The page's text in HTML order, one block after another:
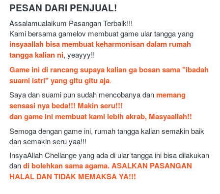
PESAN DARI PENJUAL!
Assalamualaikum Pasangan Terbaik!!!
insyaallah bisa membuat keharmonisan dalam rumah
tangga kalian ni, yeayyy!!
Game ini di rancang supaya kalian ga bosan sama "ibadah
suami istri" yang gitu gitu aja.
Saya dan suami pun sudah mencobanya dan memang
sensasi nya beda!!! Makin seru!!!
dan game ini membuat kami lebih akrab, Masyaallah!!
Semoga dengan game ini, rumah tangga kalian semakin baik
dan semakin seru yaa!!!
InsyaAllah Chellange yang ada di ular tangga ini bisa dilakukan
dan di bolehkan sama agama.ASALKAN PASANGAN
HALAL DAN TIDAK MEMAKSA YA!!!